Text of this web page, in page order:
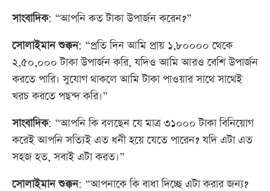
সাংবাদিক: “আপনি কত টাকা উপার্জন করেন?”
সোলাইমান শুক্কন: “প্রতি দিন আমি প্রায় ১,৮০০০০ থেকে
২,৫০,০০০ টাকা উপার্জন করি, যদিও আমি আরও বেশি উপার্জন
করতে পারি। সুযোগ থাকলে আমি টাকা পাওয়ার সাথে সাথেই
খরচ করতে পছন্দ করি।”
সাংবাদিক: “আপনি কি বলছেন যে মাত্র ৩১০০০ টাকা বিনিয়োগ
করেই আপনি সত্যিই এত ধনী হয়ে যেতে পারেন? যদি এটা এত
সহজ হত, সবাই এটা করত।”
সোলাইমান শুক্কন: “আপনাকে কি বাধা দিচ্ছে এটা করার জন্য?